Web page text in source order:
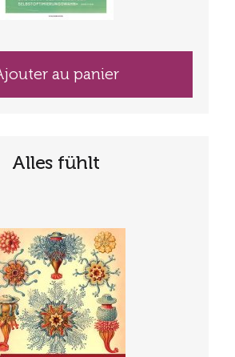
au panier
Alles fühlt